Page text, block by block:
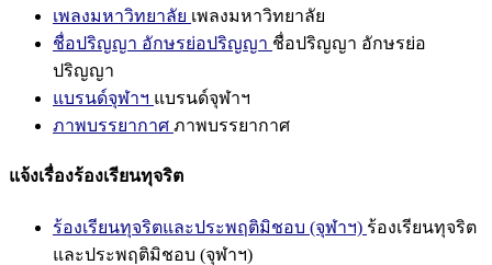
เพลงมหาวิทยาลัย เพลงมหาวิทยาลัย
ชื่อปริญญา อักษรย่อปริญญา ชื่อปริญญา อักษรย่อ
ปริญญา
แบรนด์จุฬาฯ แบรนด์จุฬาฯ
ภาพบรรยากาศ ภาพบรรยากาศ
แจ้งเรื่องร้องเรียนทุจริต
ร้องเรียนทุจริตและประพฤติมิชอบ (จุฬาฯ) ร้องเรียนทุจริต
และประพฤติมิชอบ (จุฬาฯ)